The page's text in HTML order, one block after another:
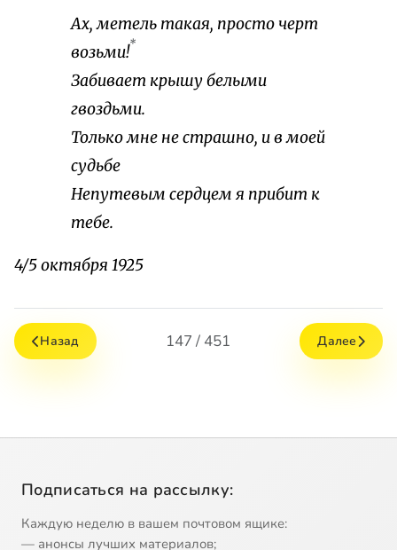
Ах, метель такая, просто черт
возьми!*
Забивает крышу белыми
гвоздьми.
Только мне не страшно, и в моей
судьбе
Непутевым сердцем я прибит к
тебе.
4/5 октября 1925
Назад 147 / 451 Далее
Подписаться на рассылку:
Каждую неделю в вашем почтовом ящике:
— анонсы лучших материалов;